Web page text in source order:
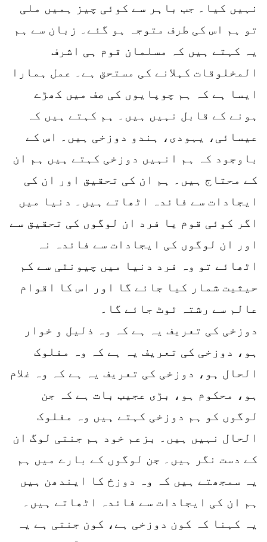
نہیں کیا۔ جب باہر سے کوئی چیز ہمیں ملی
تو ہم اس کی طرف متوجہ ہو گئے۔ زبان سے ہم
یہ کہتے ہیں کہ مسلمان قوم ہی اشرف
المخلوقات کہلانے کی مستحق ہے۔ عمل ہمارا
ایسا ہے کہ ہم چوپایوں کی صف میں کھڑے
ہونے کے قابل نہیں ہیں۔ ہم کہتے ہیں کہ
عیسائی، یہودی، ہندو دوزخی ہیں۔ اس کے
باوجود کہ ہم انہیں دوزخی کہتے ہیں ہم ان
کے محتاج ہیں۔ ہم ان کی تحقیق اور ان کی
ایجادات سے فائدہ اٹھاتے ہیں۔ دنیا میں
اگر کوئی قوم یا فرد ان لوگوں کی تحقیق سے
اور ان لوگوں کی ایجادات سے فائدہ نہ
اٹھائے تو وہ فرد دنیا میں چیونٹی سے کم
حیثیت شمار کیا جائے گا اور اس کا اقوام
عالم سے رشتہ ٹوٹ جائے گا۔
دوزخی کی تعریف یہ ہے کہ وہ ذلیل و خوار
ہو، دوزخی کی تعریف یہ ہے کہ وہ مفلوک
الحال ہو، دوزخی کی تعریف یہ ہے کہ وہ غلام
ہو، محکوم ہو، بڑی عجیب بات ہے کہ جن
لوگوں کو ہم دوزخی کہتے ہیں وہ مفلوک
الحال نہیں ہیں۔ بزعم خود ہم جنتی لوگ ان
کے دست نگر ہیں۔ جن لوگوں کے بارے میں ہم
یہ سمجھتے ہیں کہ وہ دوزخ کا ایندھن ہیں
ہم ان کی ایجادات سے فائدہ اٹھاتے ہیں۔
یہ کہنا کہ کون دوزخی ہے، کون جنتی ہے یہ